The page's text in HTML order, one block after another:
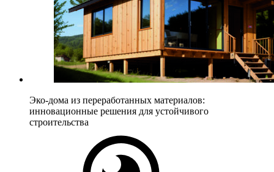
Эко-дома из переработанных материалов:
инновационные решения для устойчивого
строительства